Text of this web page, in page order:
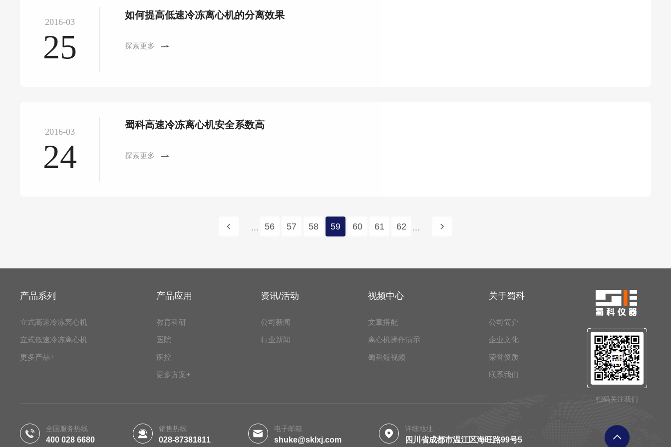
2016-03
25
如何提高低速冷冻离心机的分离效果
探索更多
2016-03
24
蜀科高速冷冻离心机安全系数高
探索更多
... 56 57 58 59 60 61 62 ...
产品系列
立式高速冷冻离心机
立式低速冷冻离心机
更多产品+
产品应用
教育科研
医院
疾控
更多方案+
资讯/活动
公司新闻
行业新闻
视频中心
文章搭配
离心机操作演示
蜀科短视频
关于蜀科
公司简介
企业文化
荣誉资质
联系我们
全国服务热线
400 028 6680
销售热线
028-87381811
电子邮箱
shuke@sklxj.com
详细地址
四川省成都市温江区海旺路99号5
扫码关注我们